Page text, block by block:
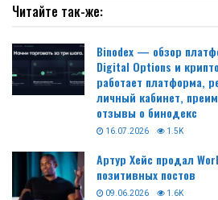
Читайте так-же:
Binodex — обзор
Digital Options и
работает платформа,
личный кабинет,
отзывы о бинодекс
16.07.2026 1.5K
Артур Хейс продал
позитивных постов
09.06.2026 1.6K